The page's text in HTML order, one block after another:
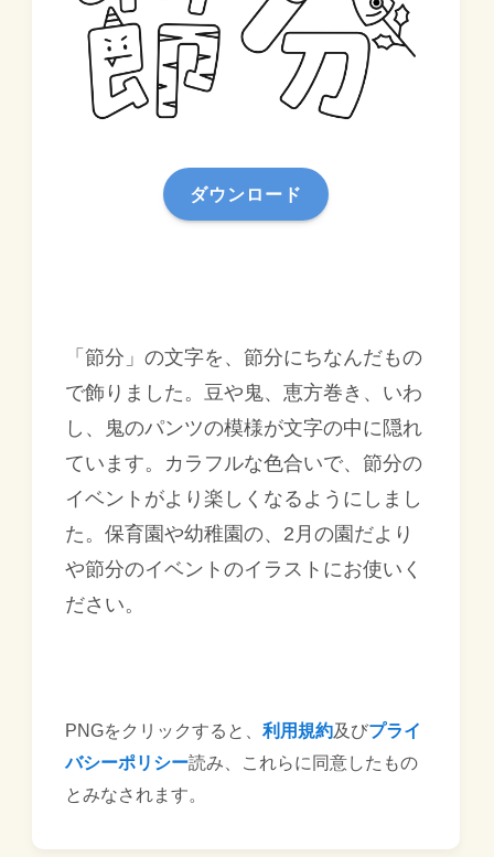
ダウンロード
「節分」の文字を、節分にちなんだもの
で飾りました。豆や鬼、恵方巻き、いわ
し、鬼のパンツの模様が文字の中に隠れ
ています。カラフルな色合いで、節分の
イベントがより楽しくなるようにしまし
た。保育園や幼稚園の、2月の園だより
や節分のイベントのイラストにお使いく
ださい。
PNGをクリックすると、 利用規約及びプライ
バシーポリシー読み、これらに同意したもの
とみなされます。